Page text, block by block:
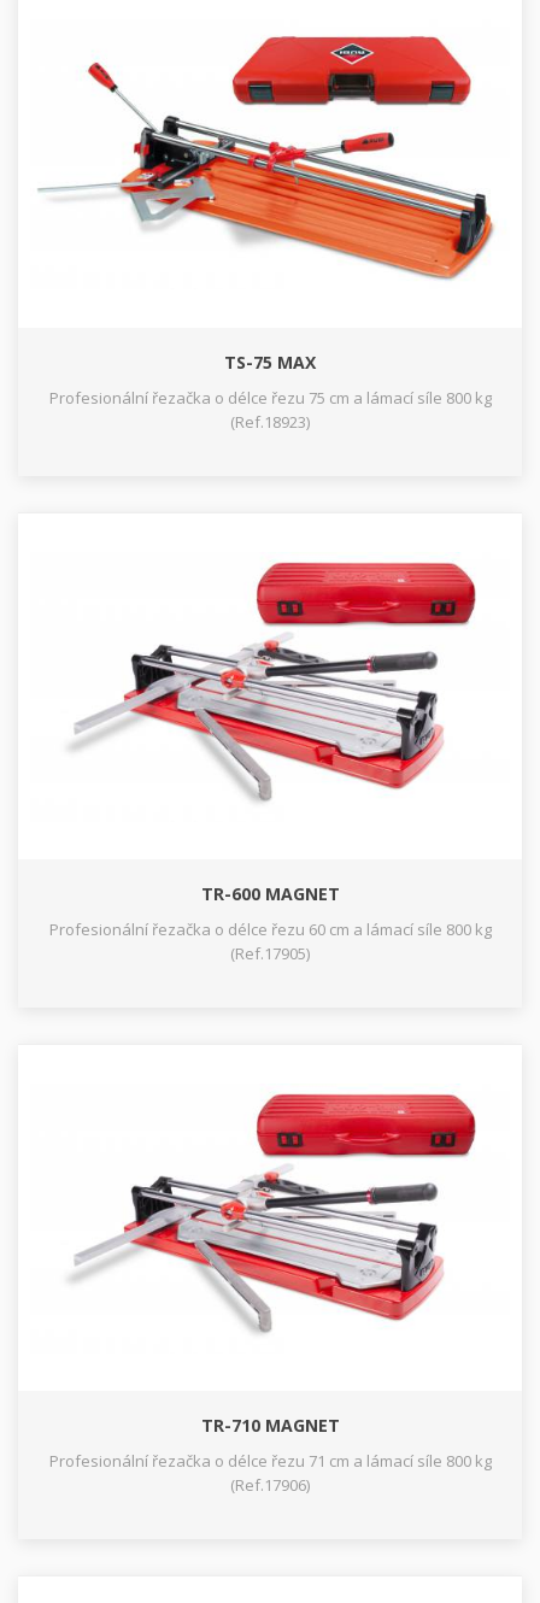
TS-75 MAX
Profesionální řezačka o délce řezu 75 cm a lámací síle 800 kg
(Ref.18923)
TR-600 MAGNET
Profesionální řezačka o délce řezu 60 cm a lámací síle 800 kg
(Ref.17905)
TR-710 MAGNET
Profesionální řezačka o délce řezu 71 cm a lámací síle 800 kg
(Ref.17906)